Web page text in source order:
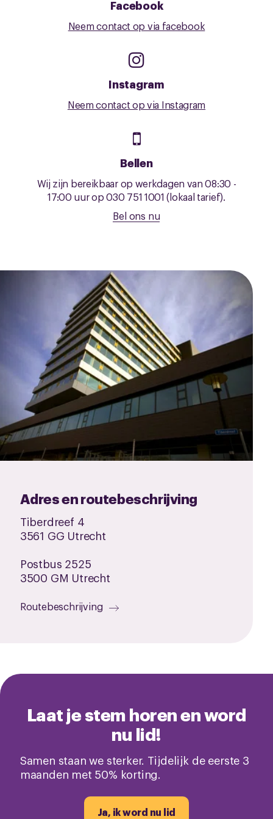
Facebook
Neem contact op via facebook
Instagram
Neem contact op via Instagram
Bellen
Wij zijn bereikbaar op werkdagen van 08:30 -
17:00 uur op 030 751 1001 (lokaal tarief).
Bel ons nu
Adres en routebeschrijving
Tiberdreef 4
3561 GG Utrecht
Postbus 2525
3500 GM Utrecht
Routebeschrijving
Laat je stem horen en word
nu lid!
Samen staan we sterker. Tijdelijk de eerste 3
maanden met 50% korting.
Ja, ik word nu lid